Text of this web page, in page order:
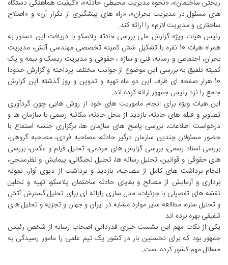
ریختن ساختمان»، «نحوه مدیریت محیطی حادثه»، «کیفیت هماهنگی دستگاه
های مسئول در مدیریت بحران»، «راه های پیشگیری از تکرار آن» و «اصلاح
ساختاری و مدیریت لازم» را ارائه کند.
رئیس هیات ویژه گزارش ملی بررسی حادثه پلاسکو با دریافت این دستور به
همراه هیات 10 نفره با تشکیل شش کمیته تخصصی مهندسی آتش، مدیریت
بحران، اجتماعی و رسانه، فنی و سازه ، حقوقی و مدیریت ریسک و بیمه و یک
کمیته تلفیق به بررسی این موضوع از جوانب مختلف پرداخته و گزارش حدودا
10 هزار صفحه ای ظرف این دو ماه تهیه و تدوین و روز گذشته این گزارش
جامع را نزد رئیس جمهور ارائه کرده اند.
این هیات ویژه برای انجام ماموریت های خود از روش هایی چون گردآوری
تصاویر و فیلم های حادثه، بازدید از محل حادثه، مکاتبه رسمی با سازمان ها و
درخواست اطلاعات، بررسی پاسخ های سازمان ها، برگزاری جلسه استماع با
حضور مسئولان چندین سازمان درگیر حادثه، مصاحبه فردی، مصاحبه گروهی،
بررسی اسناد رسمی، بررسی گزارش های مردمی، تحلیل فیلم و عکس، بررسی
های حقوقی و قوانین، تحلیل رسانه ها، تحلیل نخبگانی، پیمایش و نظرسنجی،
انجام برداشت های کامل از مصاحبه، بازدید و برداشت از دپوی آوار، نمونه
برداری و آزمایش از مصالح و بقایای حادثه ساختمان پلاسکو، تهیه و تحلیل
نقشه های تفصیلی با جزئیات، مدل سازی رایانه ای برای تحلیل گسترش آتش
و تحلیل سازه، مطالعه سایر موارد مشابه در ایران و جهان و تجزیه و تحلیل های
تلفیقی بهره برده اند.
یکی از نکات مهم این نشست خبری قدردانی اصحاب رسانه از شخص رئیس
جمهور بود که برای نخستین بار در کشور یک تیم علمی را مامور رسیدگی به
مسائل مهم کشور کرده است.